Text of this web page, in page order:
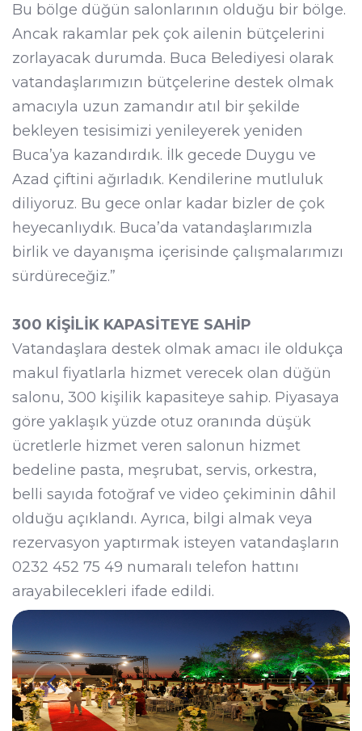
Bu bölge düğün salonlarının olduğu bir bölge.
Ancak rakamlar pek çok ailenin bütçelerini
zorlayacak durumda. Buca Belediyesi olarak
vatandaşlarımızın bütçelerine destek olmak
amacıyla uzun zamandır atıl bir şekilde
bekleyen tesisimizi yenileyerek yeniden
Buca’ya kazandırdık. İlk gecede Duygu ve
Azad çiftini ağırladık. Kendilerine mutluluk
diliyoruz. Bu gece onlar kadar bizler de çok
heyecanlıydık. Buca’da vatandaşlarımızla
birlik ve dayanışma içerisinde çalışmalarımızı
sürdüreceğiz.”
300 KİŞİLİK KAPASİTEYE SAHİP
Vatandaşlara destek olmak amacı ile oldukça
makul fiyatlarla hizmet verecek olan düğün
salonu, 300 kişilik kapasiteye sahip. Piyasaya
göre yaklaşık yüzde otuz oranında düşük
ücretlerle hizmet veren salonun hizmet
bedeline pasta, meşrubat, servis, orkestra,
belli sayıda fotoğraf ve video çekiminin dâhil
olduğu açıklandı. Ayrıca, bilgi almak veya
rezervasyon yaptırmak isteyen vatandaşların
0232 452 75 49 numaralı telefon hattını
arayabilecekleri ifade edildi.